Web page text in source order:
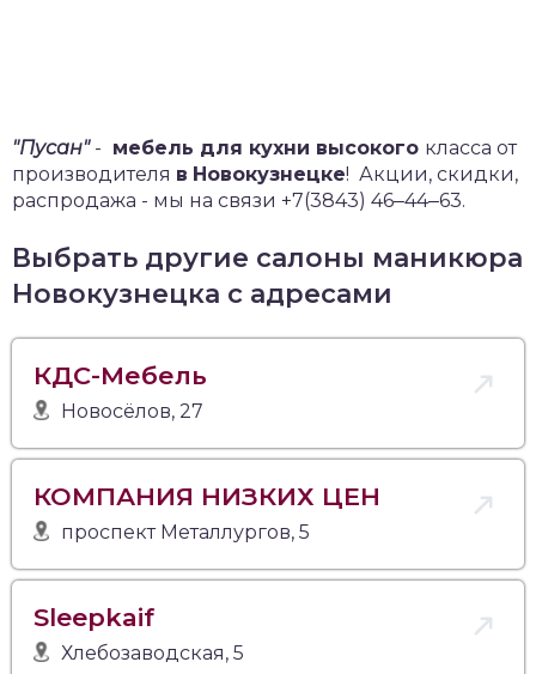
"Пусан"- мебель для кухни высокого класса от
производителя в Новокузнецке! Акции, скидки,
распродажа - мы на связи +7(3843) 46‒44‒63.
Выбрать другие салоны маникюра
Новокузнецка с адресами
КДС-Мебель
Новосёлов, 27
КОМПАНИЯ НИЗКИХ ЦЕН
проспект Металлургов, 5
Sleepkaif
Хлебозаводская, 5